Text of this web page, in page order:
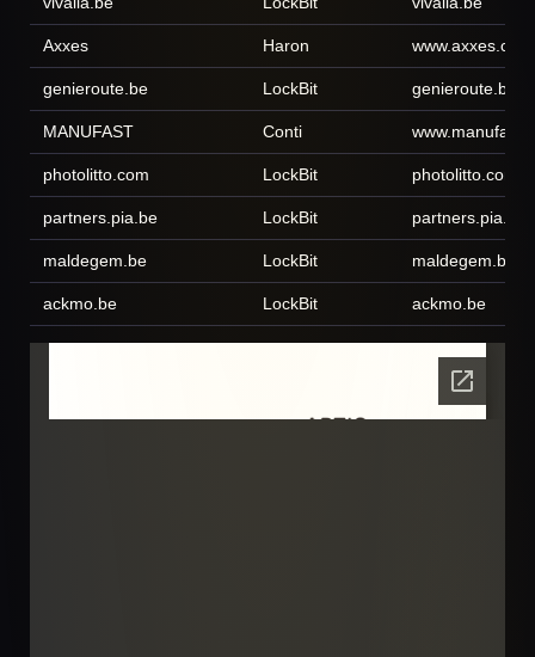
Axxes Haron www.axxes.com
genieroute.be LockBit genieroute.be
MANUFAST Conti
photolitto.com LockBit photolitto.com
partners.pia.be LockBit partners.pia.be
maldegem.be LockBit maldegem.be
ackmo.be LockBit ackmo.be